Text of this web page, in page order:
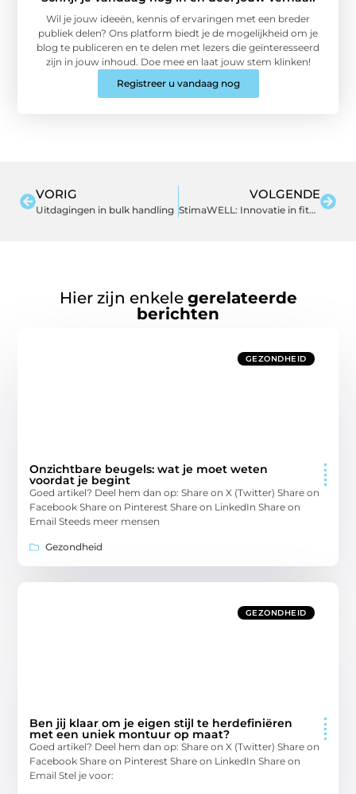
Wil je jouw ideeën, kennis of ervaringen met een breder
publiek delen? Ons platform biedt je de mogelijkheid om je
blog te publiceren en te delen met lezers die geïnteresseerd
zijn in jouw inhoud. Doe mee en laat jouw stem klinken!
Registreer u vandaag nog
VORIG
Uitdagingen in bulk handling
VOLGENDE
StimaWELL: Innovatie in fitness met EMS training
Hier zijn enkele gerelateerde
berichten
GEZONDHEID
Onzichtbare beugels: wat je moet weten
voordat je begint
Goed artikel? Deel hem dan op: Share on X (Twitter) Share on
Facebook Share on Pinterest Share on LinkedIn Share on
Email Steeds meer mensen
Gezondheid
GEZONDHEID
Ben jij klaar om je eigen stijl te herdefiniëren
met een uniek montuur op maat?
Goed artikel? Deel hem dan op: Share on X (Twitter) Share on
Facebook Share on Pinterest Share on LinkedIn Share on
Email Stel je voor: